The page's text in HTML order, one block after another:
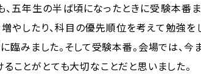
、五年生の半ば頃になったときに受験本番
やしたり、科目の優先順位を考えて勉強を
臨みました。そして受験本番。会場では、
ことがとても大切なことだと思いました。